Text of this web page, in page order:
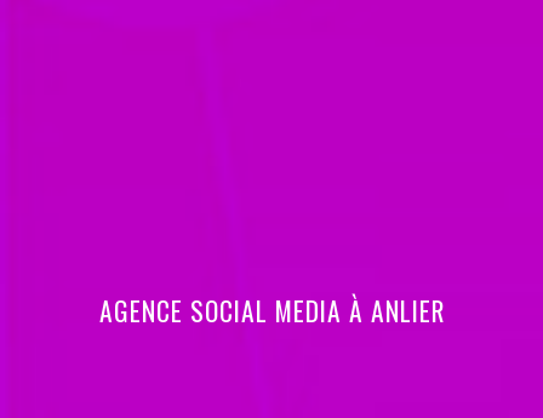
AGENCE SOCIAL MEDIA À ANLIER